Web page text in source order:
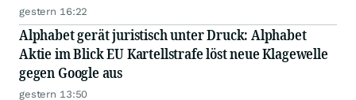
gestern 16:22
Alphabet gerät juristisch unter Druck: Alphabet
Aktie im Blick EU Kartellstrafe löst neue Klagewelle
gegen Google aus
gestern 13:50